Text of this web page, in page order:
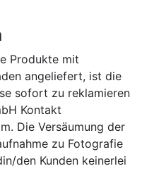
Produkte mit
angeliefert, ist die
sofort zu reklamieren
Kontakt
Die Versäumung der
zu Fotografie
den Kunden keinerlei